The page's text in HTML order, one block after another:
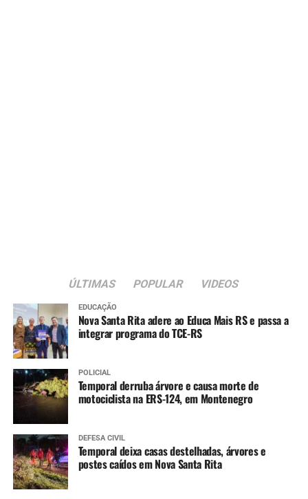
Calamidades 2
Como: preenchimento de
formulário on-line
Quem pode se inscrever: microempreendedores
individuais que atendam aos critérios, não beneficiados
na primeira fase do programa.
ÚLTIMAS POPULAR VIDEOS
EDUCAÇÃO
Nova Santa Rita adere ao Educa Mais RS e passa a
integrar programa do TCE-RS
POLICIAL
Temporal derruba árvore e causa morte de
motociclista na ERS-124, em Montenegro
DEFESA CIVIL
Temporal deixa casas destelhadas, árvores e
postes caídos em Nova Santa Rita